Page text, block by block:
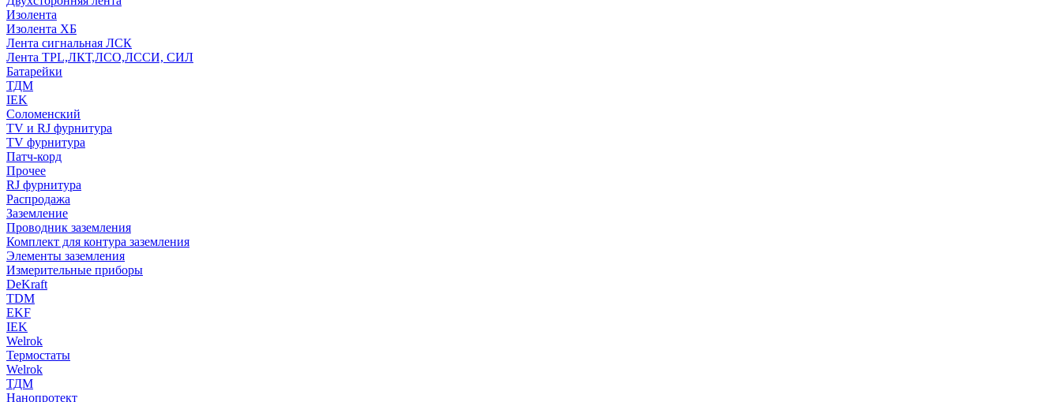
Изолента
Изолента ХБ
Лента сигнальная ЛСК
Лента TPL,ЛКТ,ЛСО,ЛССИ, СИЛ
Батарейки
ТДМ
IEK
Соломенский
TV и RJ фурнитура
TV фурнитура
Патч-корд
Прочее
RJ фурнитура
Распродажа
Заземление
Проводник заземления
Комплект для контура заземления
Элементы заземления
Измерительные приборы
DeKraft
TDM
EKF
IEK
Welrok
Термостаты
Welrok
ТДМ
Нанопротект